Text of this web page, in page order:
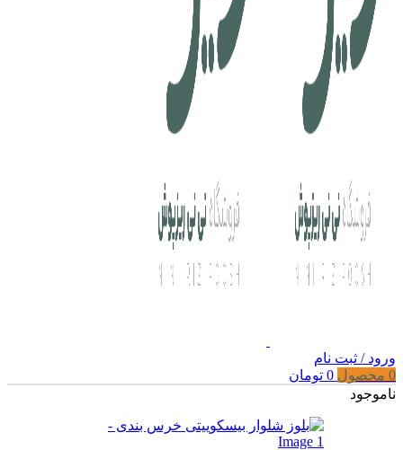
ورود / ثبت نام
0 محصول 0 تومان
ناموجود